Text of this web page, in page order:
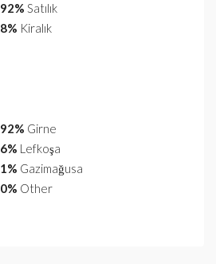
92% Satılık
8% Kiralık
92% Girne
6% Lefkoşa
1% Gazimağusa
0% Other